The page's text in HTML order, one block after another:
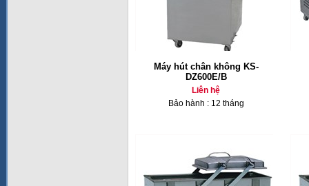
Máy hút chân không KS-
DZ600E/B
Liên hệ
Bảo hành : 12 tháng